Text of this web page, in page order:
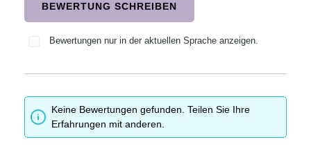
BEWERTUNG SCHREIBEN
Bewertungen nur in der aktuellen Sprache anzeigen.
Keine Bewertungen gefunden. Teilen Sie Ihre
Erfahrungen mit anderen.